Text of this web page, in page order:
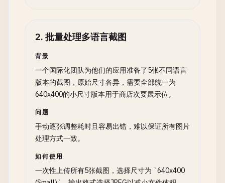
2. 批量处理多语言截图
背景
一个国际化团队为他们的应用准备了5张不同语言
版本的截图，原始尺寸各异，需要全部统一为
640x400的小尺寸版本用于商店次要展示位。
问题
手动逐张调整耗时且容易出错，难以保证所有图片
处理方式一致。
如何使用
一次性上传所有5张截图，选择尺寸为 `640x400